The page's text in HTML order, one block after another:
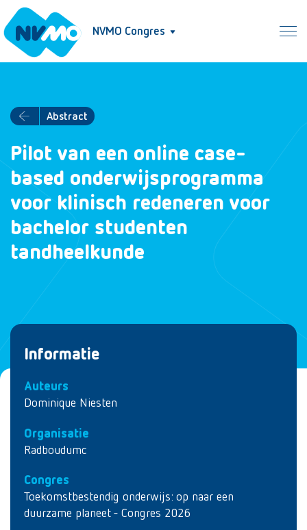
NVMO Congres
Abstract
Pilot van een online case-
based onderwijsprogramma
voor klinisch redeneren voor
bachelor studenten
tandheelkunde
Informatie
Auteurs
Dominique Niesten
Organisatie
Radboudumc
Congres
Toekomstbestendig onderwijs: op naar een
duurzame planeet - Congres 2026